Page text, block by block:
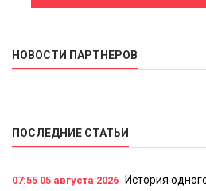
НОВОСТИ ПАРТНЕРОВ
ПОСЛЕДНИЕ СТАТЬИ
07:55 05 августа 2026 История